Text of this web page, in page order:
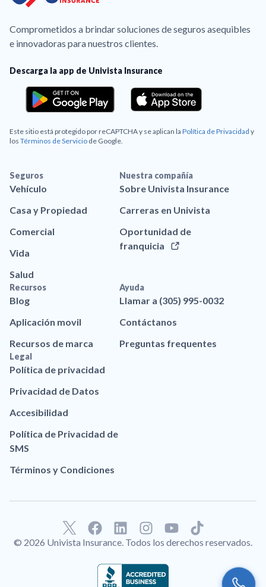
Comprometidos a brindar soluciones de seguros asequibles
e innovadoras para nuestros clientes.
Descarga la app de Univista Insurance
Este sitio está protegido por reCAPTCHA y se aplican la Política de Privacidad y
los Términos de Servicio de Google.
Seguros
Vehículo
Casa y Propiedad
Comercial
Vida
Salud
Nuestra compañía
Sobre Univista Insurance
Carreras en Univista
Oportunidad de
franquicia
Recursos
Blog
Aplicación movil
Recursos de marca
Ayuda
Llamar a (305) 995-0032
Contáctanos
Preguntas frequentes
Legal
Política de privacidad
Privacidad de Datos
Accesibilidad
Política de Privacidad de
SMS
Términos y Condiciones
F
a
e
L
i
k
e
I
n
t
a
Y
o
T
i
© 2026 Univista Insurance. Todos los derechos reservados.